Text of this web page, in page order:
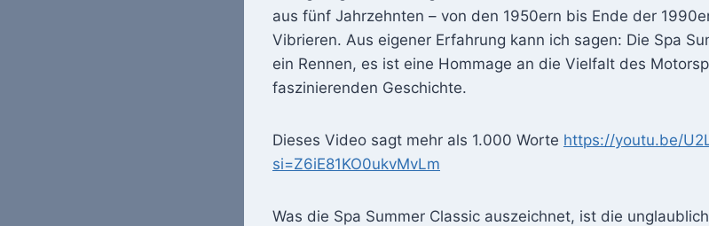
aus fünf Jahrzehnten – von den 1950ern bis Ende der
Vibrieren. Aus eigener Erfahrung kann ich sagen: Die Spa
ein Rennen, es ist eine Hommage an die Vielfalt des
faszinierenden Geschichte.
Dieses Video sagt mehr als 1.000 Worte https://youtu.be/
si=Z6iE81KO0ukvMvLm
Was die Spa Summer Classic auszeichnet, ist die